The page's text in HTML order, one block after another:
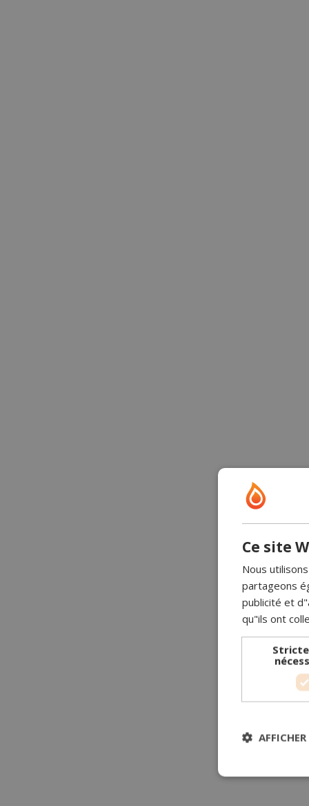
Ce site
Nous
partageons
publicité et
qu"ils ont